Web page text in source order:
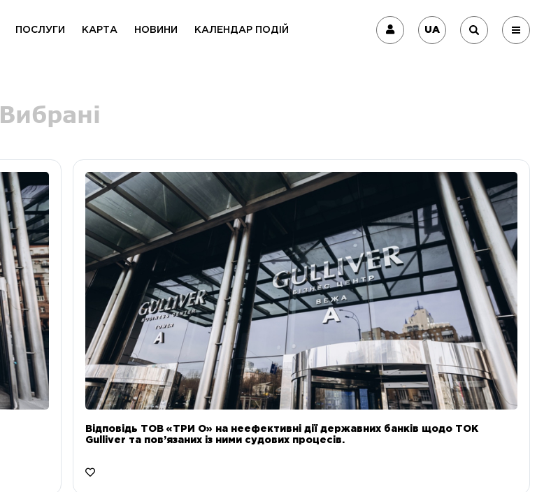
ПОСЛУГИ КАРТА НОВИНИ КАЛЕНДАР ПОДІЙ UA
Вибрані
Відповідь ТОВ «ТРИ О» на неефективні дії державних банків щодо ТОК
Gulliver та пов’язаних із ними судових процесів.